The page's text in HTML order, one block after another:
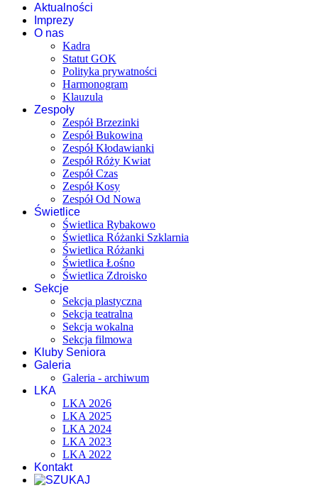
Aktualności
Imprezy
O nas
Kadra
Statut GOK
Polityka prywatności
Harmonogram
Klauzula
Zespoły
Zespół Brzezinki
Zespół Bukowina
Zespół Kłodawianki
Zespół Róży Kwiat
Zespół Czas
Zespół Kosy
Zespół Od Nowa
Świetlice
Świetlica Rybakowo
Świetlica Różanki Szklarnia
Świetlica Różanki
Świetlica Łośno
Świetlica Zdroisko
Sekcje
Sekcja plastyczna
Sekcja teatralna
Sekcja wokalna
Sekcja filmowa
Kluby Seniora
Galeria
Galeria - archiwum
LKA
LKA 2026
LKA 2025
LKA 2024
LKA 2023
LKA 2022
Kontakt